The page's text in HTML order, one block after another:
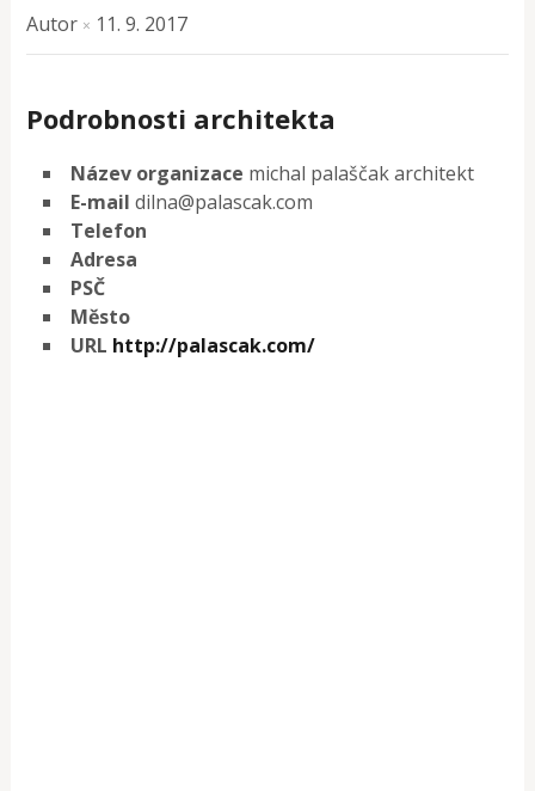
Autor × 11. 9. 2017
Podrobnosti architekta
Název organizace michal palaščak architekt
E-mail dilna@palascak.com
Telefon
Adresa
PSČ
Město
URL http://palascak.com/